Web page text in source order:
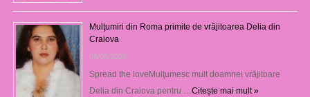
Mulţumiri din Roma primite de vrăjitoarea Delia din
Craiova
06/08/2026
Spread the loveMulţumesc mult doamnei vrăjitoare
Delia din Craiova pentru …Citește mai mult »